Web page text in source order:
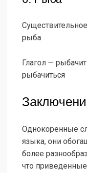
рыба
Глагол —
рыбачиться
Однокоренные
языка, они
более
что